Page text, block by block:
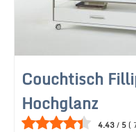
Couchtisch
Hochglanz
4.43/ 5 (